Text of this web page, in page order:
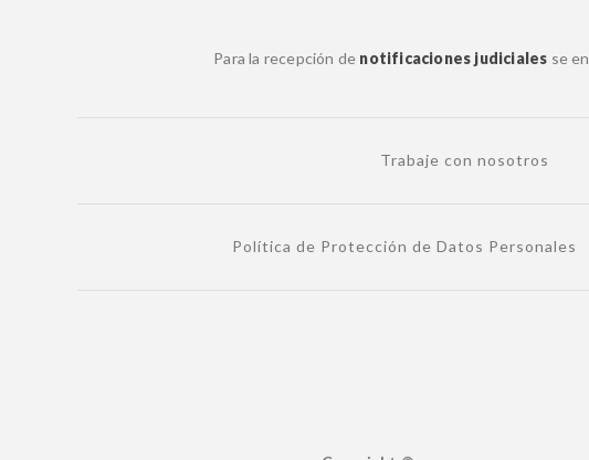
Para la recepción de notificaciones judiciales se
Trabaje con nosotros
Política de Protección de Datos Personales